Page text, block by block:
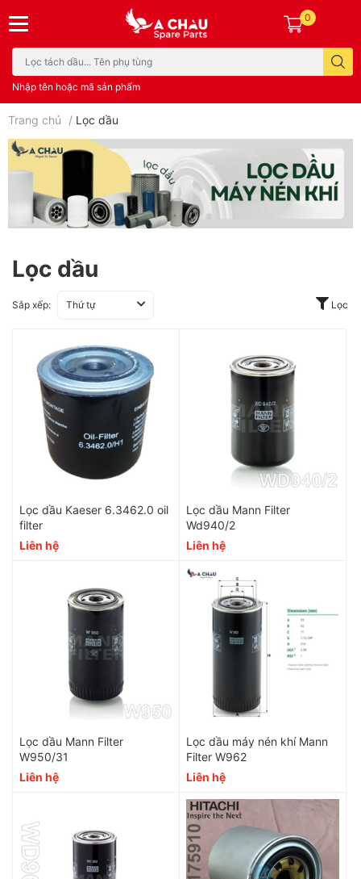
Nhập tên hoặc mã sản phẩm
0
Trang chủ / Lọc dầu
Lọc dầu
Sắp xếp: Thứ tự Lọc
Lọc dầu Kaeser 6.3462.0 oil
filter
Liên hệ
Lọc dầu Mann Filter
Wd940/2
Liên hệ
Lọc dầu Mann Filter
W950/31
Liên hệ
Lọc dầu máy nén khí Mann
Filter W962
Liên hệ